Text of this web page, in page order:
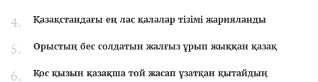
Қазақстандағы ең лас қалалар тізімі жарияланды
Орыстың бес солдатын жалғыз ұрып жыққан қазақ
Қос қызын қазақша той жасап ұзатқан қытайдың